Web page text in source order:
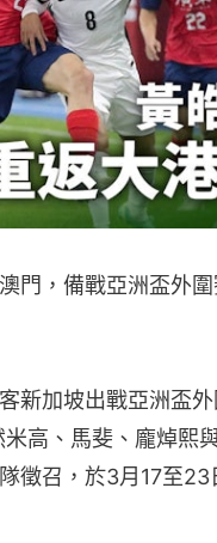
門，備戰亞洲盃外圍
新加坡出戰亞洲盃
高、馬斐、龐焯熙
徵召，於3月17至23